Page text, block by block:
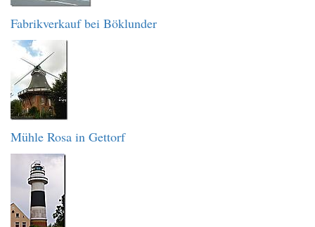
Fabrikverkauf bei Böklunder
Mühle Rosa in Gettorf